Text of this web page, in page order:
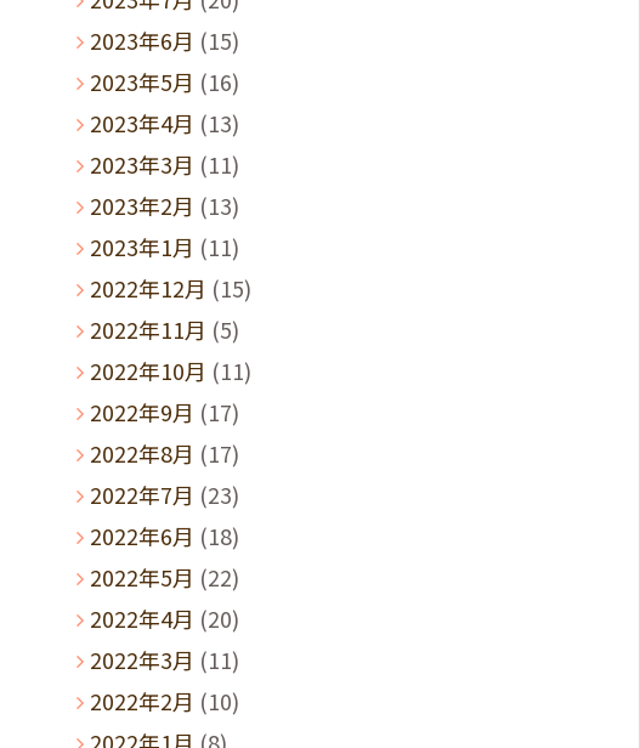
2023年6月 (15)
2023年5月 (16)
2023年4月 (13)
2023年3月 (11)
2023年2月 (13)
2023年1月 (11)
2022年12月 (15)
2022年11月 (5)
2022年10月 (11)
2022年9月 (17)
2022年8月 (17)
2022年7月 (23)
2022年6月 (18)
2022年5月 (22)
2022年4月 (20)
2022年3月 (11)
2022年2月 (10)